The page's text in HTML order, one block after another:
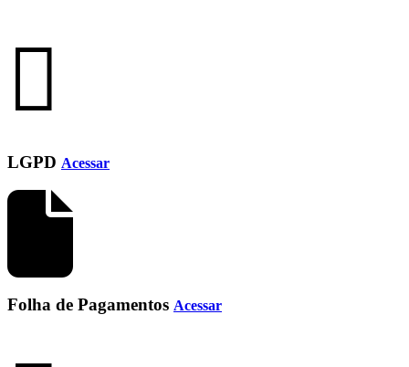
LGPD Acessar
Folha de Pagamentos Acessar